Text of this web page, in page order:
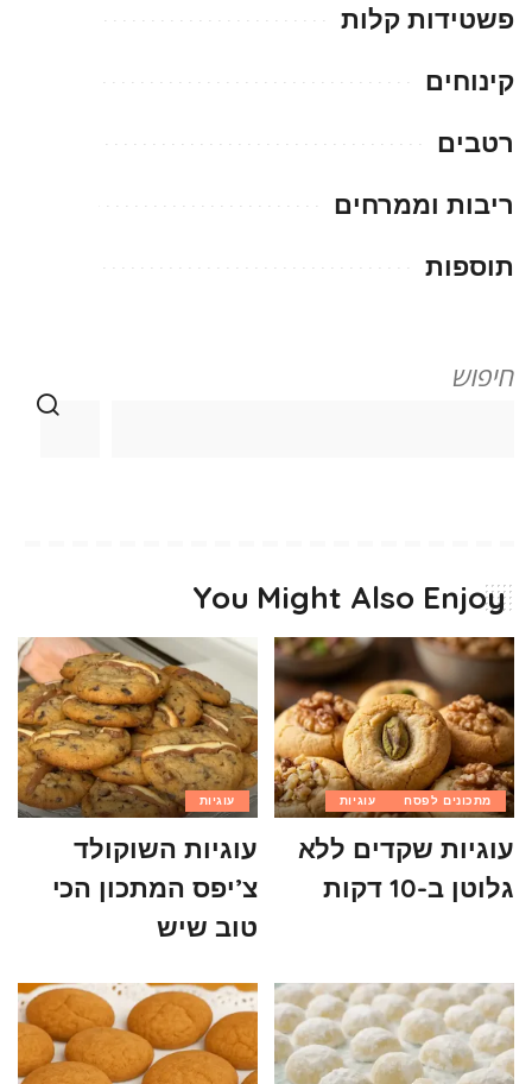
פשטידות קלות
קינוחים
רטבים
ריבות וממרחים
תוספות
חיפוש
You Might Also Enjoy
מתכונים לפסח עוגיות
עוגיות שקדים ללא
גלוטן ב-10 דקות
עוגיות
עוגיות השוקולד
צ’יפס המתכון הכי
טוב שיש